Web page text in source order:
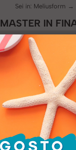
Sei in: Meliusform →
IN
BI e
per il Video Live
di descrizioni